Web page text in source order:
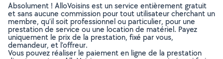
Absolument ! AlloVoisins est un service entièrement gratuit
et sans aucune commission pour tout utilisateur cherchant un
membre, qu’il soit professionnel ou particulier, pour une
prestation de service ou une location de matériel. Payez
uniquement le prix de la prestation, fixé par vous,
demandeur, et l’offreur.
Vous pouvez réaliser le paiement en ligne de la prestation